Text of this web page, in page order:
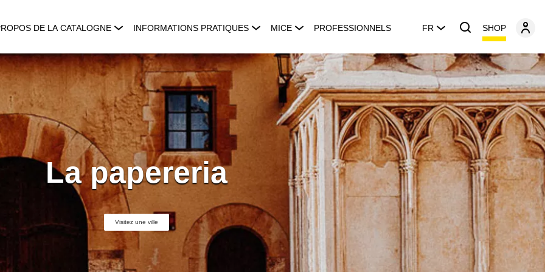
DE LA CATALOGNE INFORMATIONS PRATIQUES MICE PROFESSIONNELS FR SHOP
La papereria
Visitez une ville